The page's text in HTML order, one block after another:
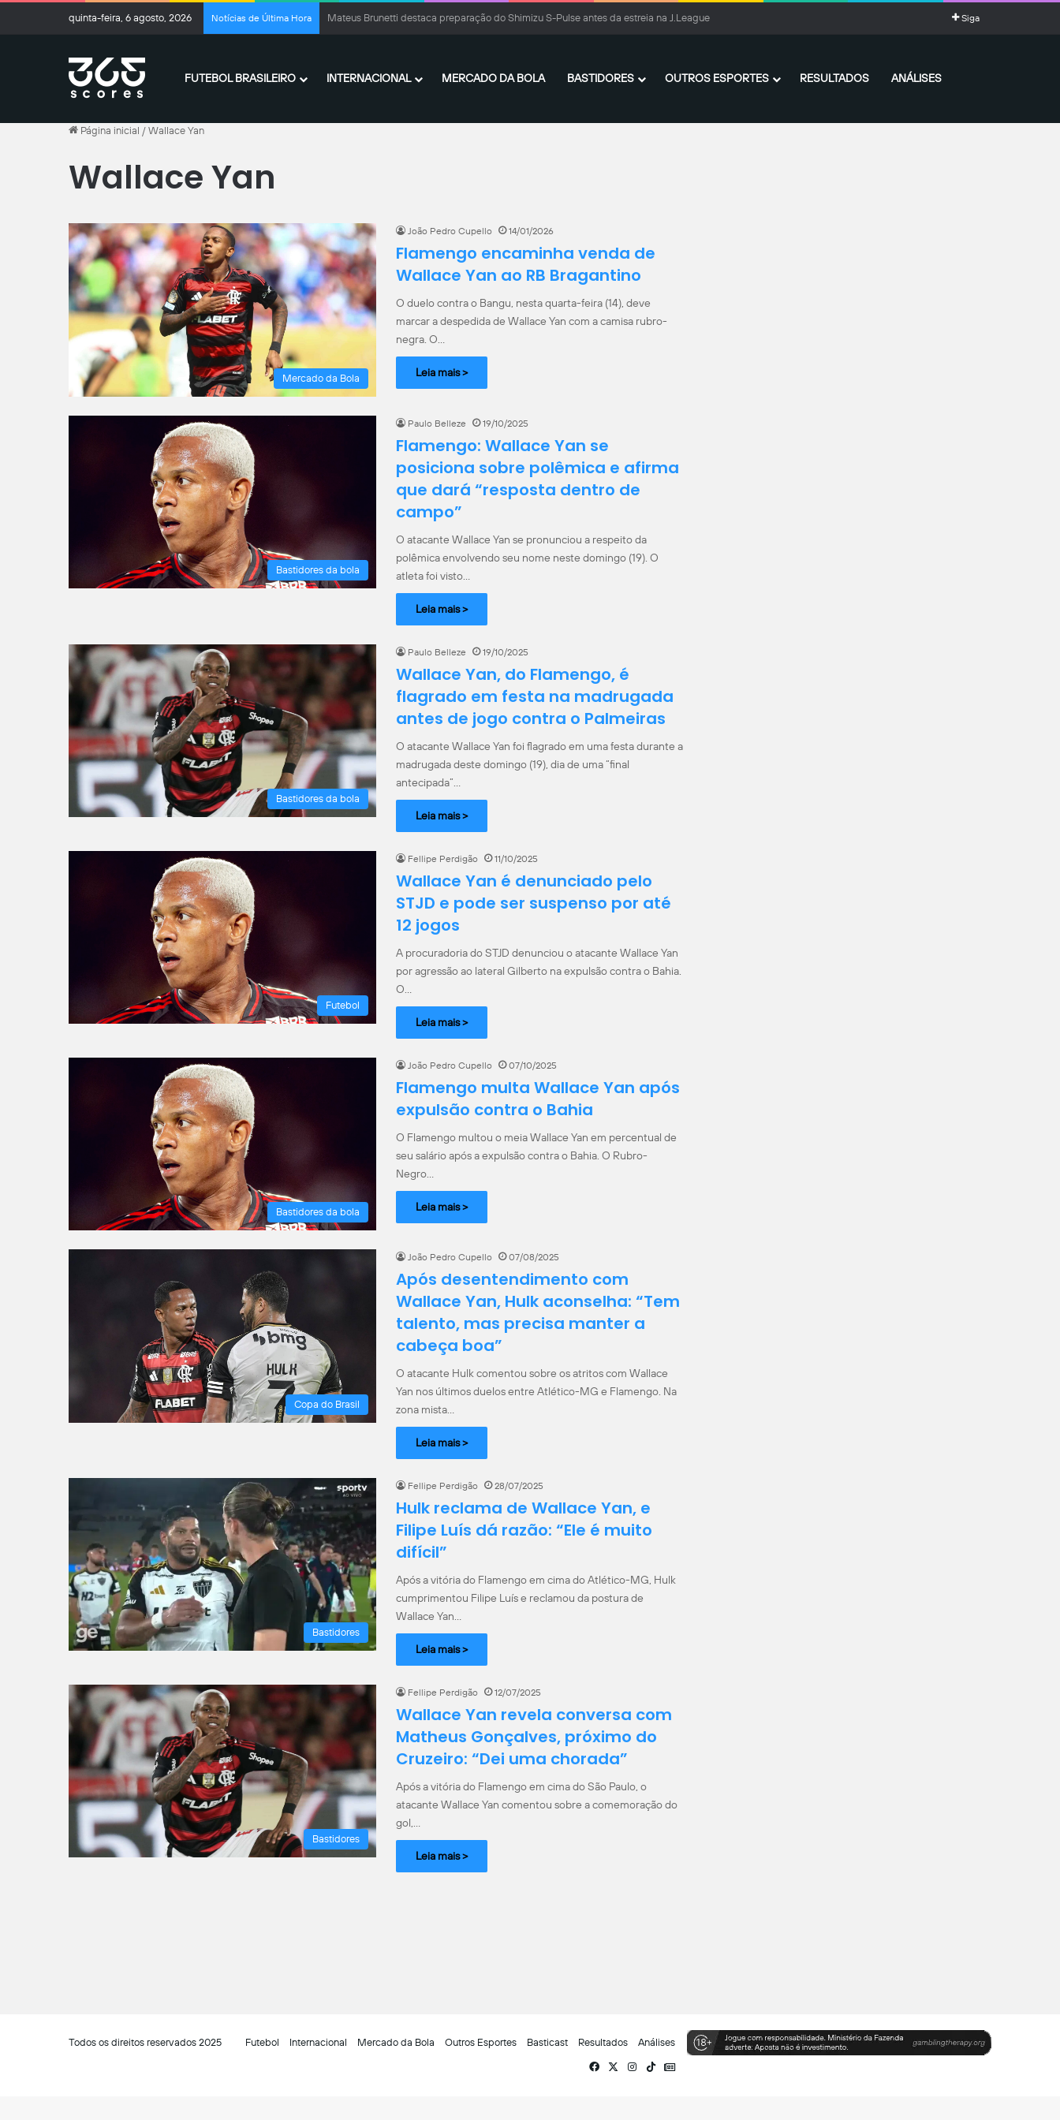
quinta-feira, 6 agosto, 2026 Notícias de Última Hora Invencibilidade e liderança reforçam importância de Marcelo Hermes no Criciúma Siga
FUTEBOL BRASILEIRO INTERNACIONAL MERCADO DA BOLA BASTIDORES OUTROS ESPORTES RESULTADOS ANÁLISES
Página inicial / Wallace Yan
Wallace Yan
Mercado da Bola
João Pedro Cupello 14/01/2026
Flamengo encaminha venda de
Wallace Yan ao RB Bragantino
O duelo contra o Bangu, nesta quarta-feira (14), deve
marcar a despedida de Wallace Yan com a camisa rubro-
negra. O…
Leia mais >
Bastidores da bola
Paulo Belleze 19/10/2025
Flamengo: Wallace Yan se
posiciona sobre polêmica e afirma
que dará “resposta dentro de
campo”
O atacante Wallace Yan se pronunciou a respeito da
polêmica envolvendo seu nome neste domingo (19). O
atleta foi visto…
Leia mais >
Bastidores da bola
Paulo Belleze 19/10/2025
Wallace Yan, do Flamengo, é
flagrado em festa na madrugada
antes de jogo contra o Palmeiras
O atacante Wallace Yan foi flagrado em uma festa durante a
madrugada deste domingo (19), dia de uma “final
antecipada”…
Leia mais >
Futebol
Fellipe Perdigão 11/10/2025
Wallace Yan é denunciado pelo
STJD e pode ser suspenso por até
12 jogos
A procuradoria do STJD denunciou o atacante Wallace Yan
por agressão ao lateral Gilberto na expulsão contra o Bahia.
O…
Leia mais >
Bastidores da bola
João Pedro Cupello 07/10/2025
Flamengo multa Wallace Yan após
expulsão contra o Bahia
O Flamengo multou o meia Wallace Yan em percentual de
seu salário após a expulsão contra o Bahia. O Rubro-
Negro…
Leia mais >
Copa do Brasil
João Pedro Cupello 07/08/2025
Após desentendimento com
Wallace Yan, Hulk aconselha: “Tem
talento, mas precisa manter a
cabeça boa”
O atacante Hulk comentou sobre os atritos com Wallace
Yan nos últimos duelos entre Atlético-MG e Flamengo. Na
zona mista…
Leia mais >
Bastidores
Fellipe Perdigão 28/07/2025
Hulk reclama de Wallace Yan, e
Filipe Luís dá razão: “Ele é muito
difícil”
Após a vitória do Flamengo em cima do Atlético-MG, Hulk
cumprimentou Filipe Luís e reclamou da postura de
Wallace Yan…
Leia mais >
Bastidores
Fellipe Perdigão 12/07/2025
Wallace Yan revela conversa com
Matheus Gonçalves, próximo do
Cruzeiro: “Dei uma chorada”
Após a vitória do Flamengo em cima do São Paulo, o
atacante Wallace Yan comentou sobre a comemoração do
gol,…
Leia mais >
Todos os direitos reservados 2025 Futebol Internacional Mercado da Bola Outros Esportes Basticast Resultados
Análises
Facebook
X Instagram
TikTokSiga-